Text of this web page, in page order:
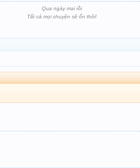
Qua ngày mai rồi
Tất cả mọi chuyện sẽ ổn thôi!